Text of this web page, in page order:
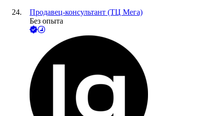
Продавец-консультант (ТЦ Мега)
Без опыта